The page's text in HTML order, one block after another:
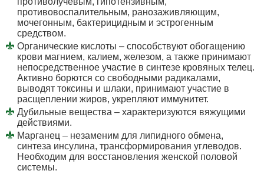
противовоспалительным, ранозаживляющим,
мочегонным, бактерицидным и эстрогенным
средством.
Органические кислоты – способствуют обогащению
крови магнием, калием, железом, а также принимают
непосредственное участие в синтезе кровяных телец.
Активно борются со свободными радикалами,
выводят токсины и шлаки, принимают участие в
расщеплении жиров, укрепляют иммунитет.
Дубильные вещества – характеризуются вяжущими
действиями.
Марганец – незаменим для липидного обмена,
синтеза инсулина, трансформирования углеводов.
Необходим для восстановления женской половой
системы.